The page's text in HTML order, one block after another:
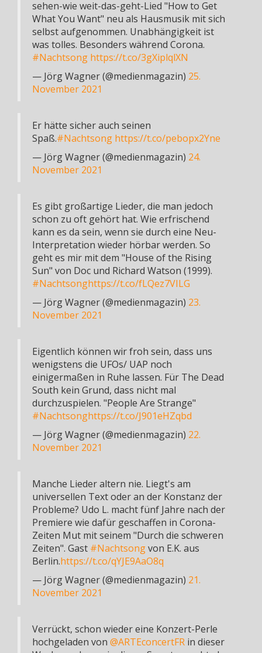
sehen-wie weit-das-geht-Lied "How to Get
What You Want" neu als Hausmusik mit sich
selbst aufgenommen. Unabhängigkeit ist
was tolles. Besonders während Corona.
#Nachtsong https://t.co/3gXiplqlXN
— Jörg Wagner (@medienmagazin) 25.
November 2021
Er hätte sicher auch seinen
Spaß.#Nachtsong https://t.co/pebopx2Yne
— Jörg Wagner (@medienmagazin) 24.
November 2021
Es gibt großartige Lieder, die man jedoch
schon zu oft gehört hat. Wie erfrischend
kann es da sein, wenn sie durch eine Neu-
Interpretation wieder hörbar werden. So
geht es mir mit dem "House of the Rising
Sun" von Doc und Richard Watson (1999).
#Nachtsonghttps://t.co/fLQez7VILG
— Jörg Wagner (@medienmagazin) 23.
November 2021
Eigentlich können wir froh sein, dass uns
wenigstens die UFOs/ UAP noch
einigermaßen in Ruhe lassen. Für The Dead
South kein Grund, dass nicht mal
durchzuspielen. "People Are Strange"
#Nachtsonghttps://t.co/J901eHZqbd
— Jörg Wagner (@medienmagazin) 22.
November 2021
Manche Lieder altern nie. Liegt's am
universellen Text oder an der Konstanz der
Probleme? Udo L. macht fünf Jahre nach der
Premiere wie dafür geschaffen in Corona-
Zeiten Mut mit seinem "Durch die schweren
Zeiten". Gast #Nachtsongvon E.K. aus
Berlin.https://t.co/qYJE9AaO8q
— Jörg Wagner (@medienmagazin) 21.
November 2021
Verrückt, schon wieder eine Konzert-Perle
hochgeladen von @ARTEconcertFR in dieser